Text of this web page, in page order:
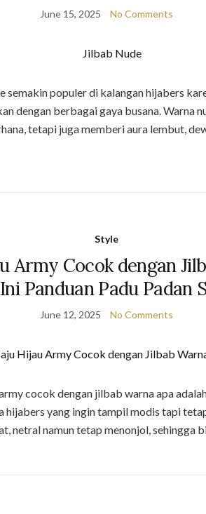
June 15, 2025 No Comments
semakin populer di kalangan hijabers
dengan berbagai gaya busana. Warna
tetapi juga memberi aura lembut,
Style
Army Cocok dengan
Panduan Padu Padan
June 12, 2025 No Comments
cocok dengan jilbab warna apa
hijabers yang ingin tampil modis tapi
netral namun tetap menonjol, sehingga